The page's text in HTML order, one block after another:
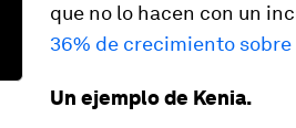
que no lo hacen con un
36% de crecimiento
Un ejemplo de Kenia.